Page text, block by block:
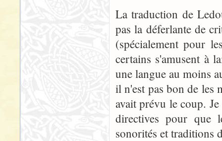
La traduction de
pas la déferlante de
(spécialement pour
certains s'amusent à
une langue au moins
il n'est pas bon de les
avait prévu le coup.
directives pour que
sonorités et traditions